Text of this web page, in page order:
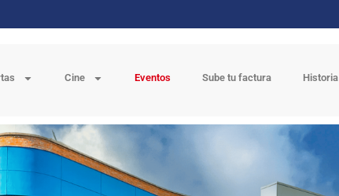
Cine Eventos Sube tu factura Historia